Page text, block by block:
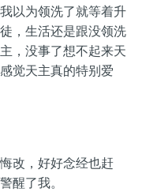
以为领洗了就等着升
，生活还是跟没领洗
，没事了想不起来天
觉天主真的特别爱
改，好好念经也赶
醒了我。